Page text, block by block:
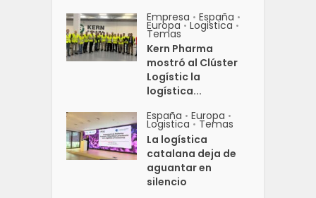
Empresa • España •
Europa • Logistica •
Temas
Kern Pharma
mostró al Clúster
Logístic la
logística...
España • Europa •
Logistica • Temas
La logística
catalana deja de
aguantar en
silencio